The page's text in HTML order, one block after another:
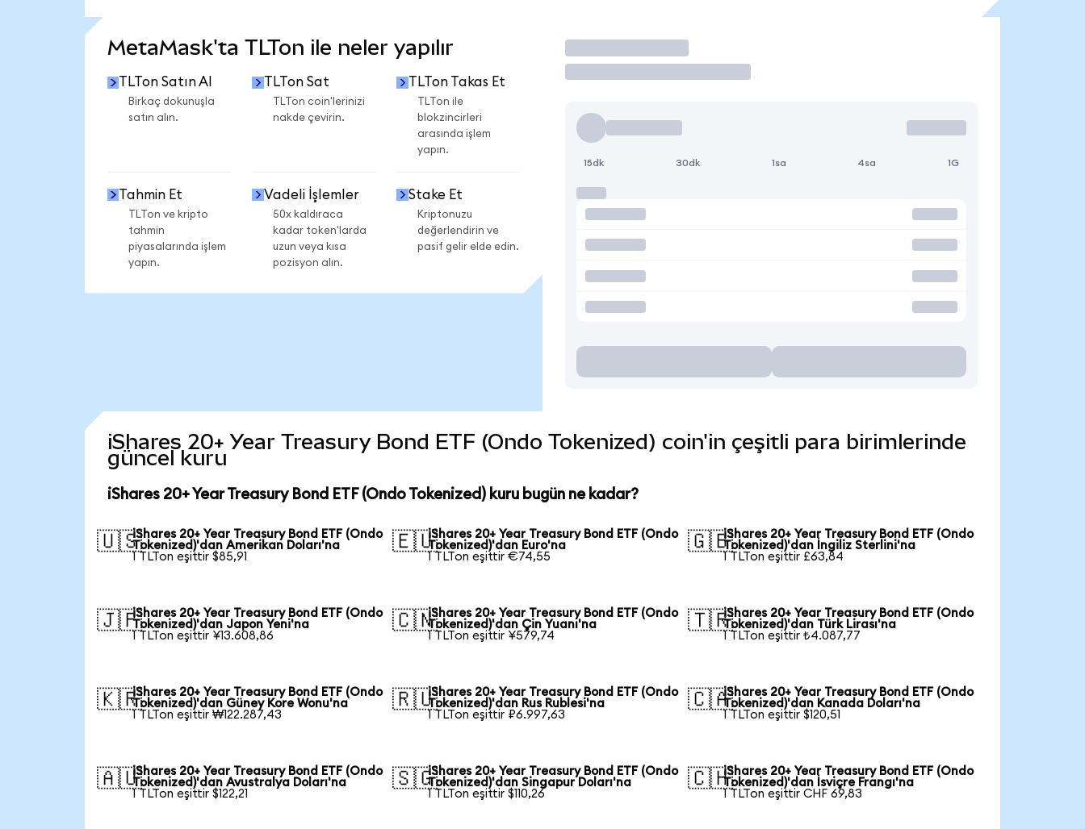
MetaMask'ta TLTon ile neler yapılır
TLTon Satın Al
Birkaç dokunuşla
satın alın.
TLTon Sat
TLTon coin'lerinizi
nakde çevirin.
TLTon Takas Et
TLTon ile
blokzincirleri
arasında işlem
yapın.
Tahmin Et
TLTon ve kripto
tahmin
piyasalarında işlem
yapın.
Vadeli İşlemler
50x kaldıraca
kadar token'larda
uzun veya kısa
pozisyon alın.
Stake Et
Kriptonuzu
değerlendirin ve
pasif gelir elde edin.
İşlem Yap
15dk 30dk 1sa 4sa 1G
iShares 20+ Year Treasury Bond ETF (Ondo Tokenized) coin'in çeşitli para birimlerinde
güncel kuru
iShares 20+ Year Treasury Bond ETF (Ondo Tokenized) kuru bugün ne kadar?
🇺🇸iShares 20+ Year Treasury Bond ETF (Ondo
Tokenized)'dan Amerikan Doları'na
1 TLTon eşittir $85,91
🇪🇺iShares 20+ Year Treasury Bond ETF (Ondo
Tokenized)'dan Euro'na
1 TLTon eşittir €74,55
🇬🇧iShares 20+ Year Treasury Bond ETF (Ondo
Tokenized)'dan İngiliz Sterlini'na
1 TLTon eşittir £63,84
🇯🇵iShares 20+ Year Treasury Bond ETF (Ondo
Tokenized)'dan Japon Yeni'na
1 TLTon eşittir ¥13.608,86
🇨🇳iShares 20+ Year Treasury Bond ETF (Ondo
Tokenized)'dan Çin Yuanı'na
1 TLTon eşittir ¥579,74
🇹🇷iShares 20+ Year Treasury Bond ETF (Ondo
Tokenized)'dan Türk Lirası'na
1 TLTon eşittir ₺4.087,77
🇰🇷iShares 20+ Year Treasury Bond ETF (Ondo
Tokenized)'dan Güney Kore Wonu'na
1 TLTon eşittir ₩122.287,43
🇷🇺iShares 20+ Year Treasury Bond ETF (Ondo
Tokenized)'dan Rus Rublesi'na
1 TLTon eşittir ₽6.997,63
🇨🇦iShares 20+ Year Treasury Bond ETF (Ondo
Tokenized)'dan Kanada Doları'na
1 TLTon eşittir $120,51
🇦🇺iShares 20+ Year Treasury Bond ETF (Ondo
Tokenized)'dan Avustralya Doları'na
1 TLTon eşittir $122,21
🇸🇬iShares 20+ Year Treasury Bond ETF (Ondo
Tokenized)'dan Singapur Doları'na
1 TLTon eşittir $110,26
🇨🇭iShares 20+ Year Treasury Bond ETF (Ondo
Tokenized)'dan İsviçre Frangı'na
1 TLTon eşittir CHF 69,83